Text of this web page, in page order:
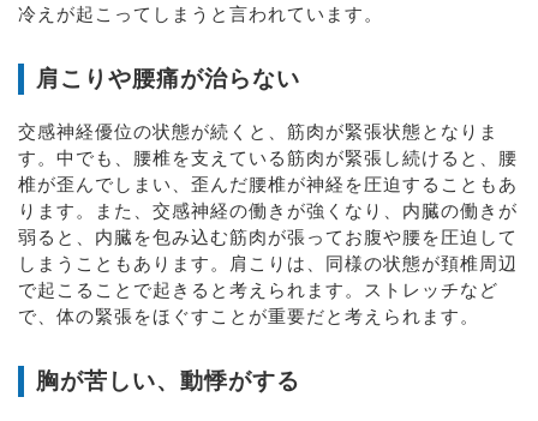
冷えが起こってしまうと言われています。
肩こりや腰痛が治らない
交感神経優位の状態が続くと、筋肉が緊張状態となりま
す。中でも、腰椎を支えている筋肉が緊張し続けると、腰
椎が歪んでしまい、歪んだ腰椎が神経を圧迫することもあ
ります。また、交感神経の働きが強くなり、内臓の働きが
弱ると、内臓を包み込む筋肉が張ってお腹や腰を圧迫して
しまうこともあります。肩こりは、同様の状態が頚椎周辺
で起こることで起きると考えられます。ストレッチなど
で、体の緊張をほぐすことが重要だと考えられます。
胸が苦しい、動悸がする